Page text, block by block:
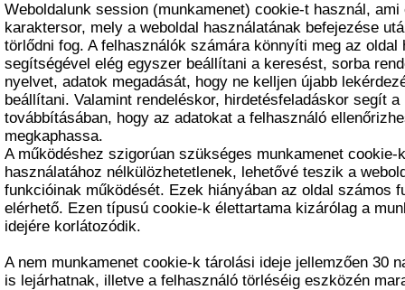
Weboldalunk session (munkamenet) cookie-t használ, ami
karaktersor, mely a weboldal használatának befejezése
törlődni fog. A felhasználók számára könnyíti meg az oldal
segítségével elég egyszer beállítani a keresést, sorba
nyelvet, adatok megadását, hogy ne kelljen újabb
beállítani. Valamint rendeléskor, hirdetésfeladáskor segít a
továbbításában, hogy az adatokat a felhasználó
megkaphassa.
A működéshez szigorúan szükséges munkamenet cookie-
használatához nélkülözhetetlenek, lehetővé teszik a
funkcióinak működését. Ezek hiányában az oldal számos
elérhető. Ezen típusú cookie-k élettartama kizárólag a
idejére korlátozódik.
A nem munkamenet cookie-k tárolási ideje jellemzően 30
is lejárhatnak, illetve a felhasználó törléséig eszközén